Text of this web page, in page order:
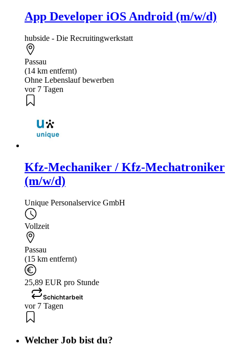
App Developer iOS Android (m/w/d)
hubside - Die Recruitingwerkstatt
Passau
(14 km entfernt)
Ohne Lebenslauf bewerben
vor 7 Tagen
Kfz-Mechaniker / Kfz-Mechatroniker
(m/w/d)
Unique Personalservice GmbH
Vollzeit
Passau
(15 km entfernt)
25,89 EUR pro Stunde
Schichtarbeit
vor 7 Tagen
Welcher Job bist du?